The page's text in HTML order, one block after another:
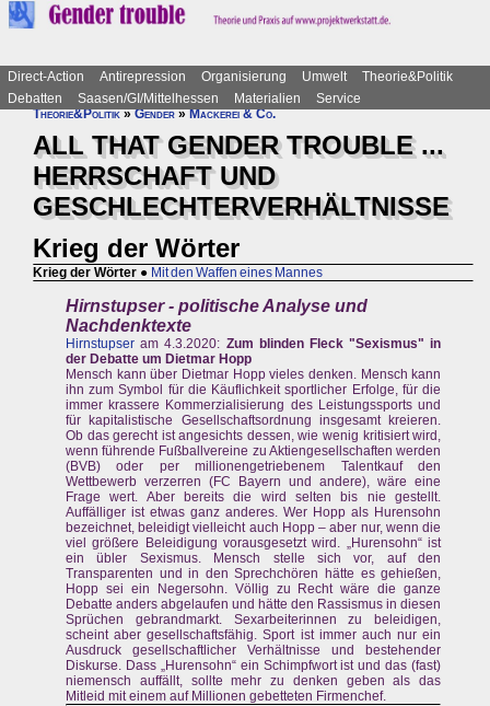
Direct-Action Antirepression Organisierung Umwelt
Theorie&Politik
Debatten
Saasen/GI/Mittelhessen Materialien
Service
Theorie&Politik»Gender»Mackerei & Co.
ALL THAT GENDER TROUBLE ...
HERRSCHAFT UND
GESCHLECHTERVERHÄLTNISSE
Krieg der Wörter
Krieg der Wörter ● Mit den Waffen eines Mannes
Hirnstupser - politische Analyse und
Nachdenktexte
Hirnstupser am 4.3.2020: Zum blinden Fleck "Sexismus" in
der Debatte um Dietmar Hopp
Mensch kann über Dietmar Hopp vieles denken. Mensch kann
ihn zum Symbol für die Käuflichkeit sportlicher Erfolge, für die
immer krassere Kommerzialisierung des Leistungssports und
für kapitalistische Gesellschaftsordnung insgesamt kreieren.
Ob das gerecht ist angesichts dessen, wie wenig kritisiert wird,
wenn führende Fußballvereine zu Aktiengesellschaften werden
(BVB) oder per millionengetriebenem Talentkauf den
Wettbewerb verzerren (FC Bayern und andere), wäre eine
Frage wert. Aber bereits die wird selten bis nie gestellt.
Auffälliger ist etwas ganz anderes. Wer Hopp als Hurensohn
bezeichnet, beleidigt vielleicht auch Hopp – aber nur, wenn die
viel größere Beleidigung vorausgesetzt wird. „Hurensohn“ ist
ein übler Sexismus. Mensch stelle sich vor, auf den
Transparenten und in den Sprechchören hätte es gehießen,
Hopp sei ein Negersohn. Völlig zu Recht wäre die ganze
Debatte anders abgelaufen und hätte den Rassismus in diesen
Sprüchen gebrandmarkt. Sexarbeiterinnen zu beleidigen,
scheint aber gesellschaftsfähig. Sport ist immer auch nur ein
Ausdruck gesellschaftlicher Verhältnisse und bestehender
Diskurse. Dass „Hurensohn“ ein Schimpfwort ist und das (fast)
niemensch auffällt, sollte mehr zu denken geben als das
Mitleid mit einem auf Millionen gebetteten Firmenchef.